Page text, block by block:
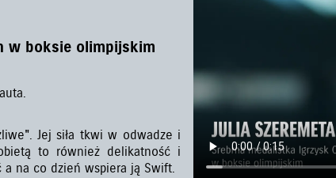
w boksie olimpijskim
Jej siła tkwi w odwadze i
to również delikatność i
a na co dzień wspiera ją Swift.